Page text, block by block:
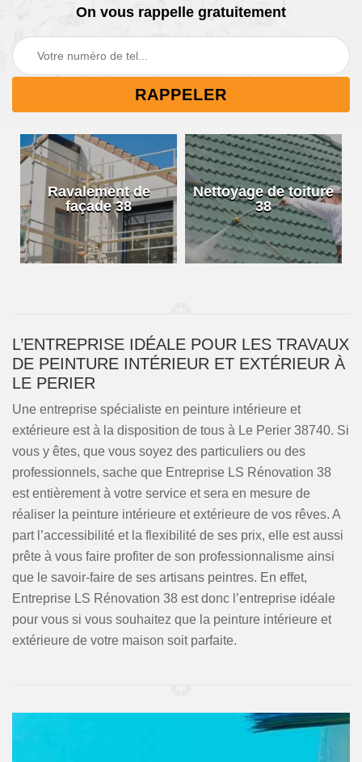
On vous rappelle gratuitement
Ravalement de
façade 38
Nettoyage de toiture
38
L’ENTREPRISE IDÉALE POUR LES TRAVAUX
DE PEINTURE INTÉRIEUR ET EXTÉRIEUR À
LE PERIER
Une entreprise spécialiste en peinture intérieure et
extérieure est à la disposition de tous à Le Perier 38740. Si
vous y êtes, que vous soyez des particuliers ou des
professionnels, sache que Entreprise LS Rénovation 38
est entièrement à votre service et sera en mesure de
réaliser la peinture intérieure et extérieure de vos rêves. A
part l’accessibilité et la flexibilité de ses prix, elle est aussi
prête à vous faire profiter de son professionnalisme ainsi
que le savoir-faire de ses artisans peintres. En effet,
Entreprise LS Rénovation 38 est donc l’entreprise idéale
pour vous si vous souhaitez que la peinture intérieure et
extérieure de votre maison soit parfaite.